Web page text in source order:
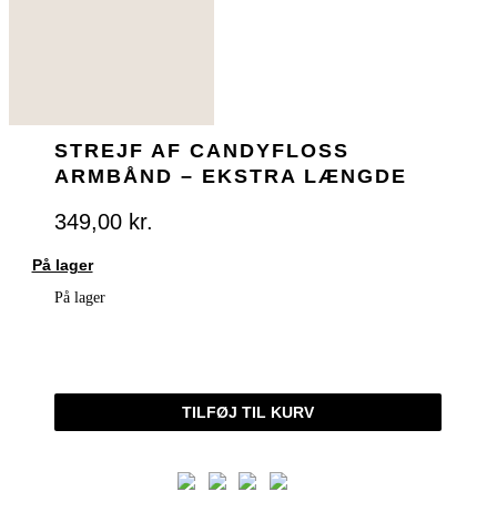
STREJF AF CANDYFLOSS
ARMBÅND – EKSTRA LÆNGDE
349,00 kr.
På lager
På lager
CANDYFLOSS
TILFØJ TIL KURV